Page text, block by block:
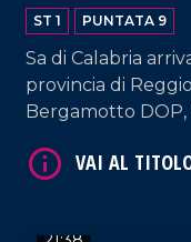
ST 1 PUNTATA 9
Sa di Calabria
provincia di
Bergamotto
curative. Nel
VAI AL TITOLO